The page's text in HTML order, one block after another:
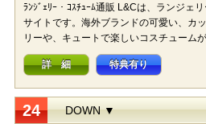
ﾗﾝｼﾞｪﾘｰ・ｺｽﾁｭｰﾑ通販 L&Cは、ランジェ
サイトです。海外ブランドの可愛い、カ
リーや、キュートで楽しいコスチューム
詳 細 特典有り
24 DOWN ▼